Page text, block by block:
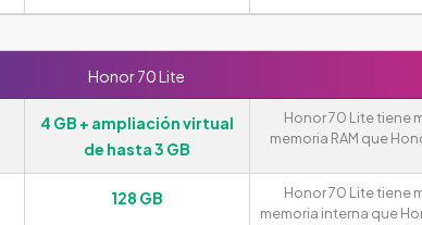
Honor 70 Lite
4 GB + ampliación virtual
de hasta 3 GB
Honor 70 Lite tiene
memoria RAM que
128 GB
Honor 70 Lite tiene
memoria interna que